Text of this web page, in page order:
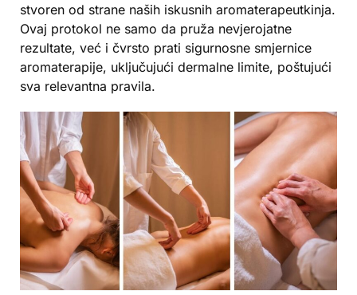
stvoren od strane naših iskusnih aromaterapeutkinja.
Ovaj protokol ne samo da pruža nevjerojatne
rezultate, već i čvrsto prati sigurnosne smjernice
aromaterapije, uključujući dermalne limite, poštujući
sva relevantna pravila.